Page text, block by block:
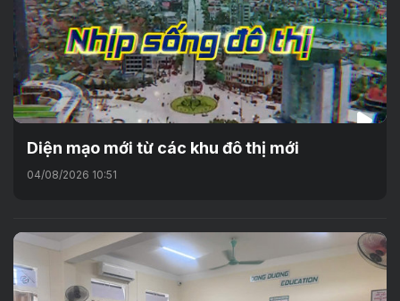
Diện mạo mới từ các khu đô thị mới
04/08/2026 10:51